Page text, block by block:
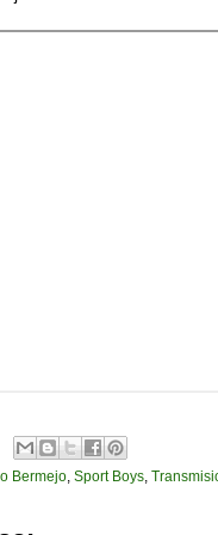
Bermejo Sport Boys